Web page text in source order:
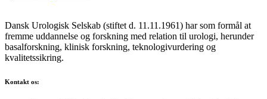
Dansk Urologisk Selskab (stiftet d. 11.11.1961) har som formål at
fremme uddannelse og forskning med relation til urologi, herunder
basalforskning, klinisk forskning, teknologivurdering og
kvalitetssikring.
Kontakt os: